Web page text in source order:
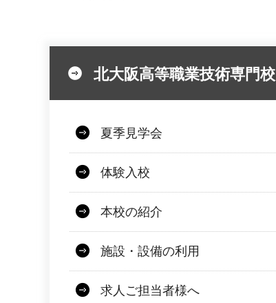
北大阪高等職業技術専門校
夏季見学会
体験入校
本校の紹介
施設・設備の利用
求人ご担当者様へ